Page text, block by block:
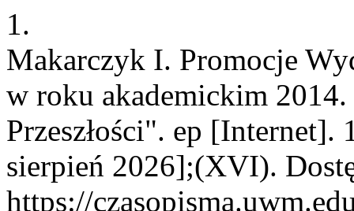
1.
Makarczyk I. Promocje
w roku akademickim 2014.
Przeszłości". ep
sierpień 2026];(XVI).
https://